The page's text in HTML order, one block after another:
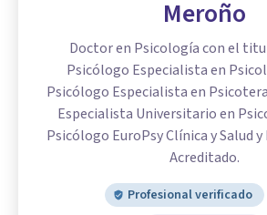
Meroño
Doctor en Psicología con el
Psicólogo Especialista en
Psicólogo Especialista en
Especialista Universitario en
Psicólogo EuroPsy Clínica y Salud
Acreditado.
Profesional verificado